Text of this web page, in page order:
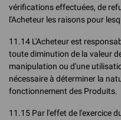
vérifications effectuées, de
l'Acheteur les raisons pour
11.14 L'Acheteur est
toute diminution de la valeur
manipulation ou d'une
nécessaire à déterminer la
fonctionnement des Produits.
11.15 Par l'effet de l'exercice